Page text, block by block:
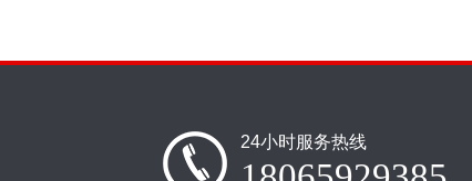
24小时服务热线